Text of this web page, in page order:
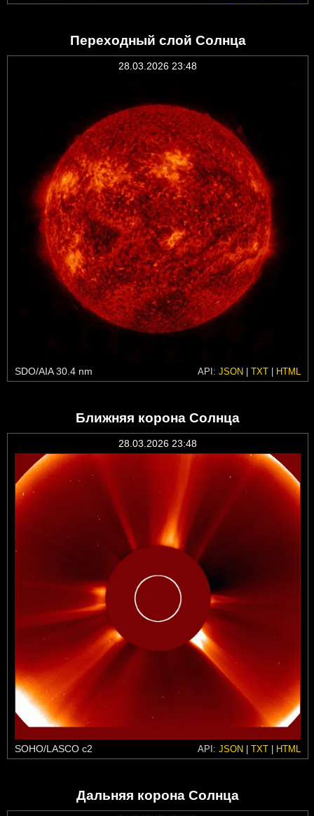
Переходный слой Солнца
28.03.2026 23:48
SDO/AIA 30.4 nm API: JSON | TXT | HTML
Ближняя корона Солнца
28.03.2026 23:48
SOHO/LASCO c2 API: JSON | TXT | HTML
Дальняя корона Солнца